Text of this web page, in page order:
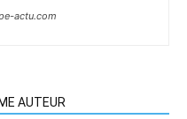
actu.com
AUTEUR